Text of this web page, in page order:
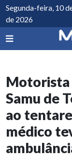
Segunda-feira, 10
de 2026
Motorista
Samu de
ao
médico